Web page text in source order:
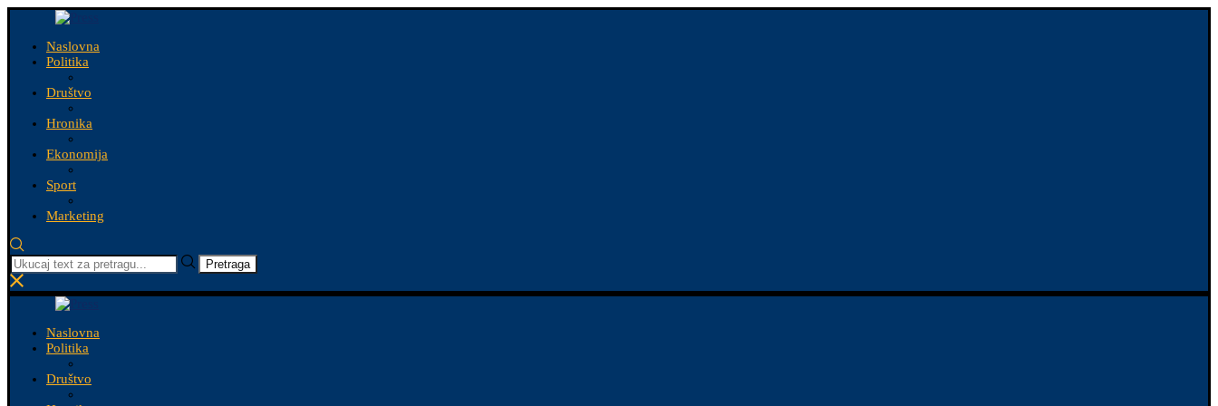
Naslovna
Politika
Društvo
Hronika
Ekonomija
Sport
Marketing
Pretraga
Naslovna
Politika
Društvo